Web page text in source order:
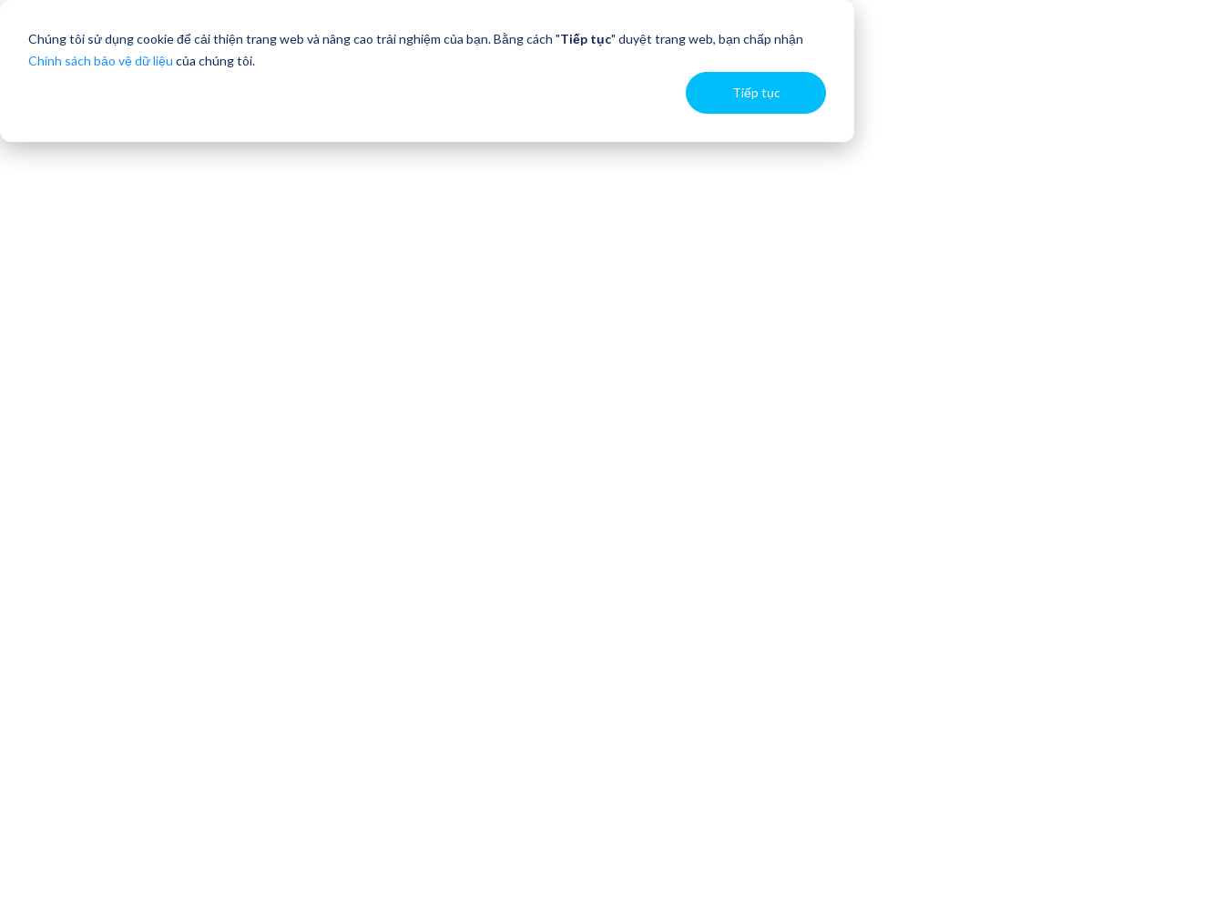
Chúng tôi sử dụng cookie để cải thiện trang web và nâng cao trải nghiệm của bạn. Bằng cách "Tiếp tục" duyệt trang web, bạn chấp nhận
Chính sách bảo vệ dữ liệu của chúng tôi.
Tiếp tục